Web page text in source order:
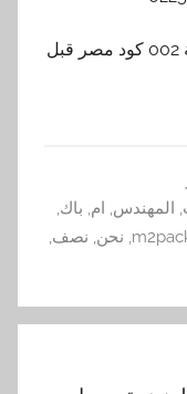
وللإتصال من خارج مصر برجاء إضافة 002 كود مصر قبل
, المهندس, ام, باك,
, نحن, نصف,